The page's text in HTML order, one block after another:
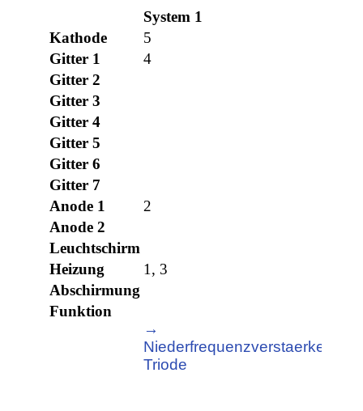
System 1
Kathode
5
Gitter 1
4
Gitter 2
Gitter 3
Gitter 4
Gitter 5
Gitter 6
Gitter 7
Anode 1
2
Anode 2
Leuchtschirm
Heizung
1, 3
Abschirmung
Funktion
→
Niederfrequenzverstaerker,
Triode